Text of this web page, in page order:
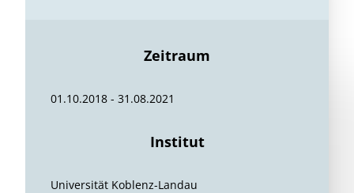
Zeitraum
01.10.2018 - 31.08.2021
Institut
Universität Koblenz-Landau